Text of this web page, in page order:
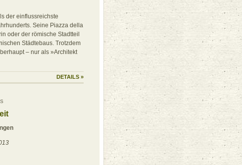
der einflussreichste
Seine Piazza della
oder der römische Stadtteil
Städtebaus. Trotzdem
– nur als »Architekt
DETAILS »